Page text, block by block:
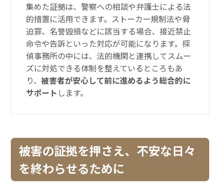
集めた証拠は、警察への相談や弁護士による法
的措置に活用できます。ストーカー規制法や脅
迫罪、名誉毀損などに該当する場合、接近禁止
命令や告訴といった対応が可能になります。探
偵事務所の中には、法的機関と連携してスムー
ズに対処できる体制を整えているところもあ
り、被害者が安心して前に進めるよう総合的に
サポート します。
被害の証拠を押さえ、不安な日々
を終わらせるために